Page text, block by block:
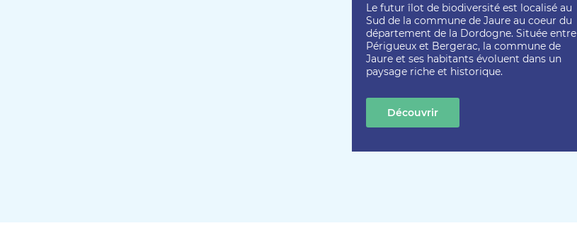
Le futur îlot de biodiversité est localisé au
Sud de la commune de Jaure au coeur du
département de la Dordogne. Située entre
Périgueux et Bergerac, la commune de
Jaure et ses habitants évoluent dans un
paysage riche et historique.
Découvrir